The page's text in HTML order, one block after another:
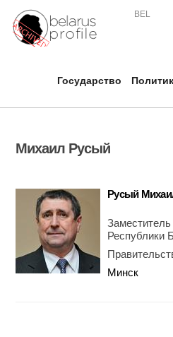
BEL
Государство
Михаил Русый
Русый
Республики
Минск